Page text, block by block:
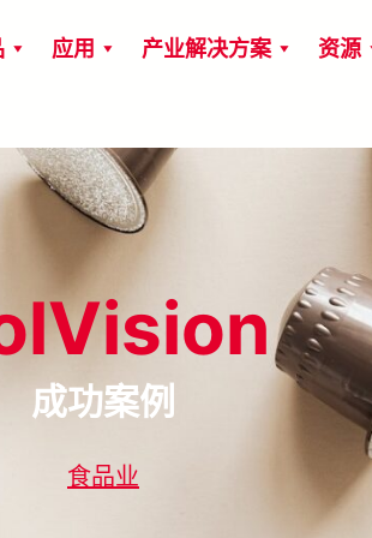
应用 产业解决方案 资源
成功案例
食品业